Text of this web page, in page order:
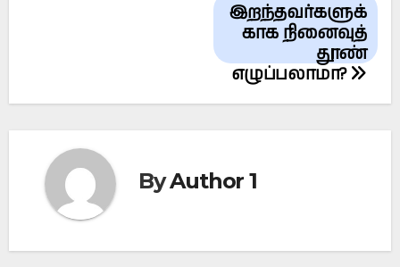
இறந்தவர்களுக்
காக நினைவுத்
தூண்
எழுப்பலாமா?
ByAuthor 1